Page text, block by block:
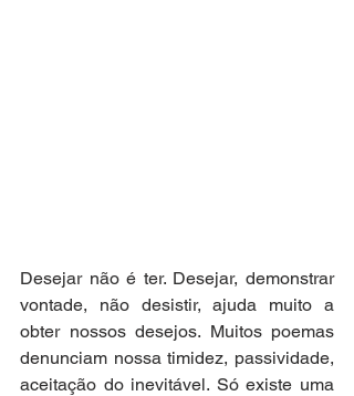
Desejar não é ter. Desejar, demonstrar
vontade, não desistir, ajuda muito a
obter nossos desejos. Muitos poemas
denunciam nossa timidez, passividade,
aceitação do inevitável. Só existe uma